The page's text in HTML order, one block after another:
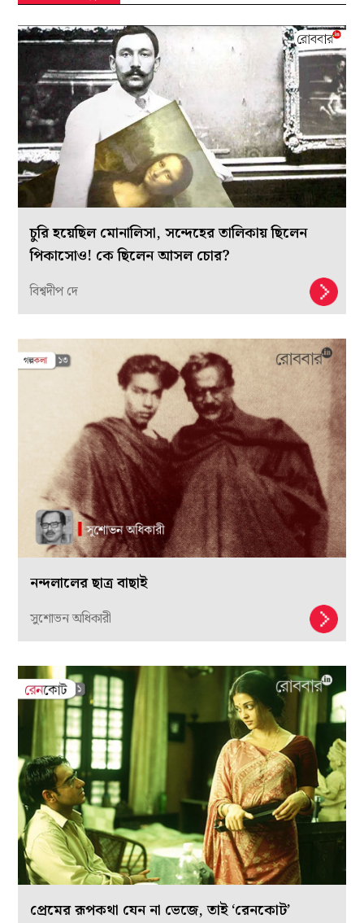
চুরি হয়েছিল মোনালিসা, সন্দেহের তালিকায় ছিলেন
পিকাসোও! কে ছিলেন আসল চোর?
বিশ্বদীপ দে
নন্দলালের ছাত্র বাছাই
সুশোভন অধিকারী
প্রেমের রূপকথা যেন না ভেজে, তাই ‘রেনকোট’